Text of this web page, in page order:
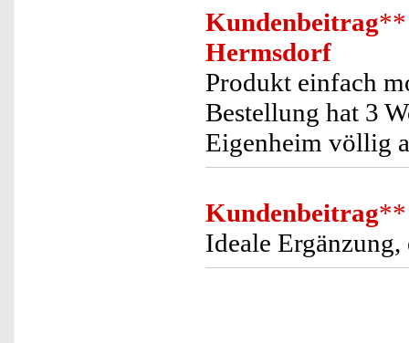
Kundenbeitrag**
Hermsdorf
Produkt einfach
Bestellung hat 3
Eigenheim völlig
Kundenbeitrag**
Ideale